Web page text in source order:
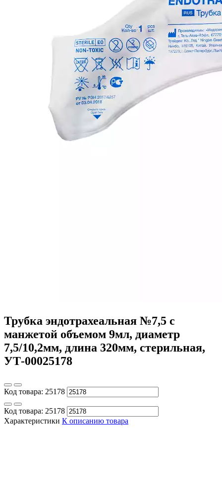
Трубка эндотрахеальная №7,5 с
манжетой объемом 9мл, диаметр
7,5/10,2мм, длина 320мм, стерильная,
УТ-00025178
Код товара: 25178
Код товара: 25178
Характеристики К описанию товара